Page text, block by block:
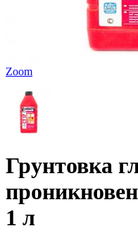
Zoom
Грунтовка
1 л